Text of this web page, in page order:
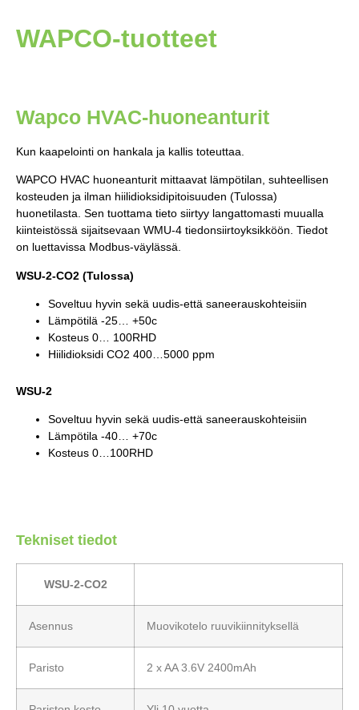
WAPCO-tuotteet
Wapco HVAC-huoneanturit
Kun kaapelointi on hankala ja kallis toteuttaa.
WAPCO HVAC huoneanturit mittaavat lämpötilan, suhteellisen
kosteuden ja ilman hiilidioksidipitoisuuden (Tulossa)
huonetilasta. Sen tuottama tieto siirtyy langattomasti muualla
kiinteistössä sijaitsevaan WMU-4 tiedonsiirtoyksikköön. Tiedot
on luettavissa Modbus-väylässä.
WSU-2-CO2 (Tulossa)
Soveltuu hyvin sekä uudis-että saneerauskohteisiin
Lämpötilä -25… +50c
Kosteus 0… 100RHD
Hiilidioksidi CO2 400…5000 ppm
WSU-2
Soveltuu hyvin sekä uudis-että saneerauskohteisiin
Lämpötila -40… +70c
Kosteus 0…100RHD
Tekniset tiedot
WSU-2-CO2
Asennus Muovikotelo ruuvikiinnityksellä
Paristo 2 x AA 3.6V 2400mAh